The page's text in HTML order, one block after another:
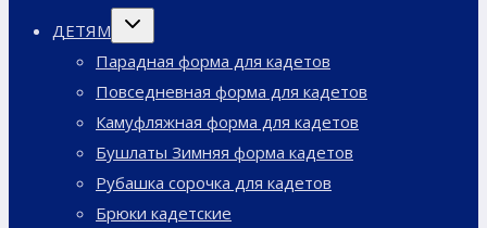
ДЕТЯМ
Переключить
дочернее
Парадная форма для кадетов
Повседневная форма для кадетов
Камуфляжная форма для кадетов
Бушлаты Зимняя форма кадетов
Рубашка сорочка для кадетов
Брюки кадетские